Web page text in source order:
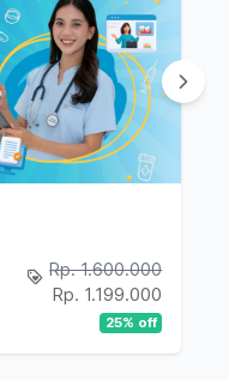
Rp. 1.600.000
Rp. 1.199.000
25% off